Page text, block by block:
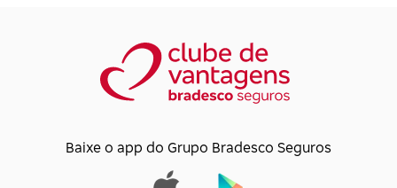
Baixe o app do Grupo Bradesco Seguros